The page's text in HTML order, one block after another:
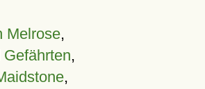
Melrose,
,
,